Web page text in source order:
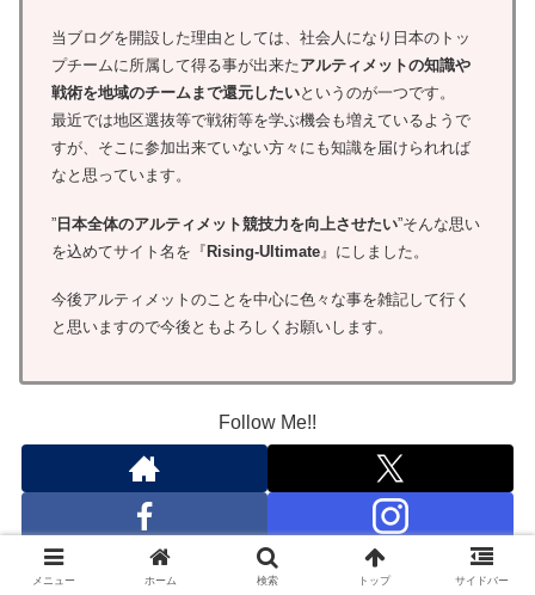
当ブログを開設した理由としては、社会人になり日本のトッ
プチームに所属して得る事が出来たアルティメットの知識や
戦術を地域のチームまで還元したいというのが一つです。
最近では地区選抜等で戦術等を学ぶ機会も増えているようで
すが、そこに参加出来ていない方々にも知識を届けられれば
なと思っています。
”日本全体のアルティメット競技力を向上させたい”そんな思い
を込めてサイト名を『Rising-Ultimate 』にしました。
今後アルティメットのことを中心に色々な事を雑記して行く
と思いますので今後ともよろしくお願いします。
Follow Me!!
メニュー ホーム 検索 トップ サイドバー